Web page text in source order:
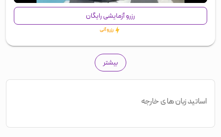
رزرو آزمایشی رایگان
رزرو آنی
بیشتر
اساتید زبان های خارجه